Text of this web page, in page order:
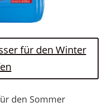
für den Winter
den Sommer